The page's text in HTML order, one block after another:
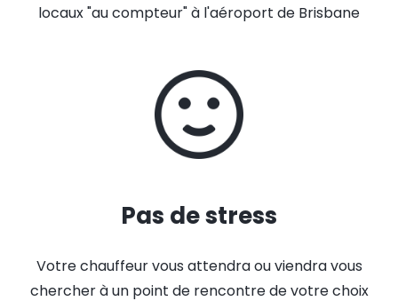
locaux "au compteur" à l'aéroport de Brisbane
Pas de stress
Votre chauffeur vous attendra ou viendra vous
chercher à un point de rencontre de votre choix